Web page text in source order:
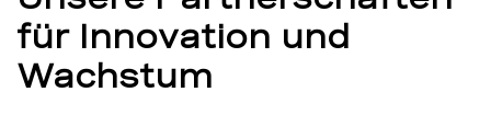
für Innovation und
Wachstum